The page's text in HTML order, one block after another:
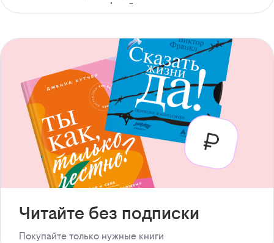
с доступом офлайн
Читайте без подписки
Покупайте только нужные книги